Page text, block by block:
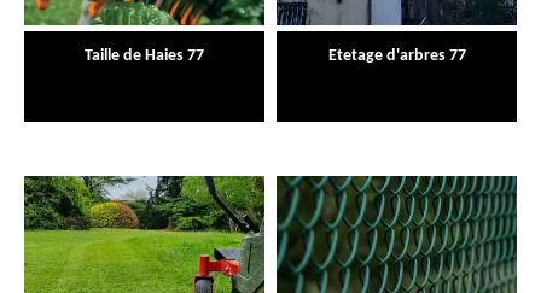
Taille de Haies 77 Etetage d'arbres 77